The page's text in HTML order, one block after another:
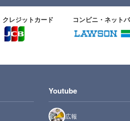
クレジットカード コンビニ・ネット
Youtube
広報